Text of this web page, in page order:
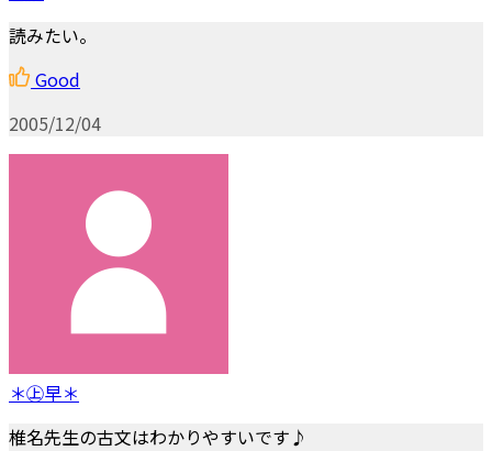
読みたい。
Good
2005/12/04
＊㊤早＊
椎名先生の古文はわかりやすいです♪